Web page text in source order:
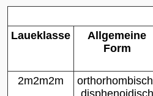
Laueklasse
Allgemeine
Form
2m2m2m
disphenoidisch